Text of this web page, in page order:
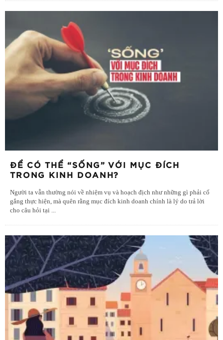
ĐỂ CÓ THỂ “SỐNG” VỚI MỤC ĐÍCH
TRONG KINH DOANH?
Người ta vẫn thường nói về nhiệm vụ và hoạch địch như những gì phải cố
gắng thực hiện, mà quên rằng mục đích kinh doanh chính là lý do trả lời
cho câu hỏi tại ...